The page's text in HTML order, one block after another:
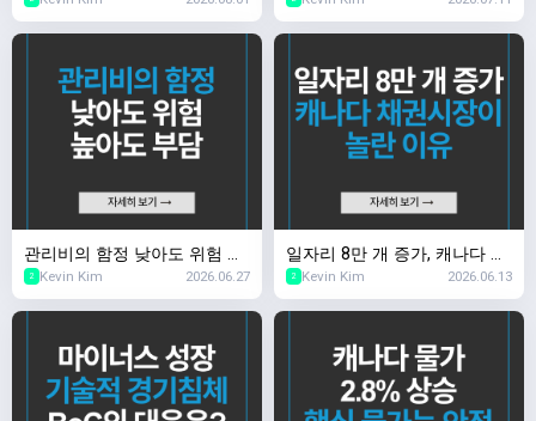
관리비의 함정 낮아도 위험 높
아도 부담
2 Kevin Kim 2026.06.27
일자리 8만 개 증가, 캐나다 채
권시장이 놀란 이유
2 Kevin Kim 2026.06.13